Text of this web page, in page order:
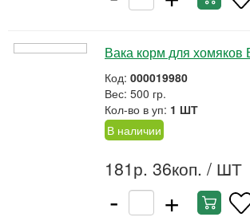
Вака корм для хомяков
Код: 000019980
Вес: 500 гр.
Кол-во в уп: 1 ШТ
В наличии
181р. 36коп. / ШТ
- +